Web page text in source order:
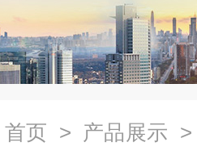
首页 > 产品展示